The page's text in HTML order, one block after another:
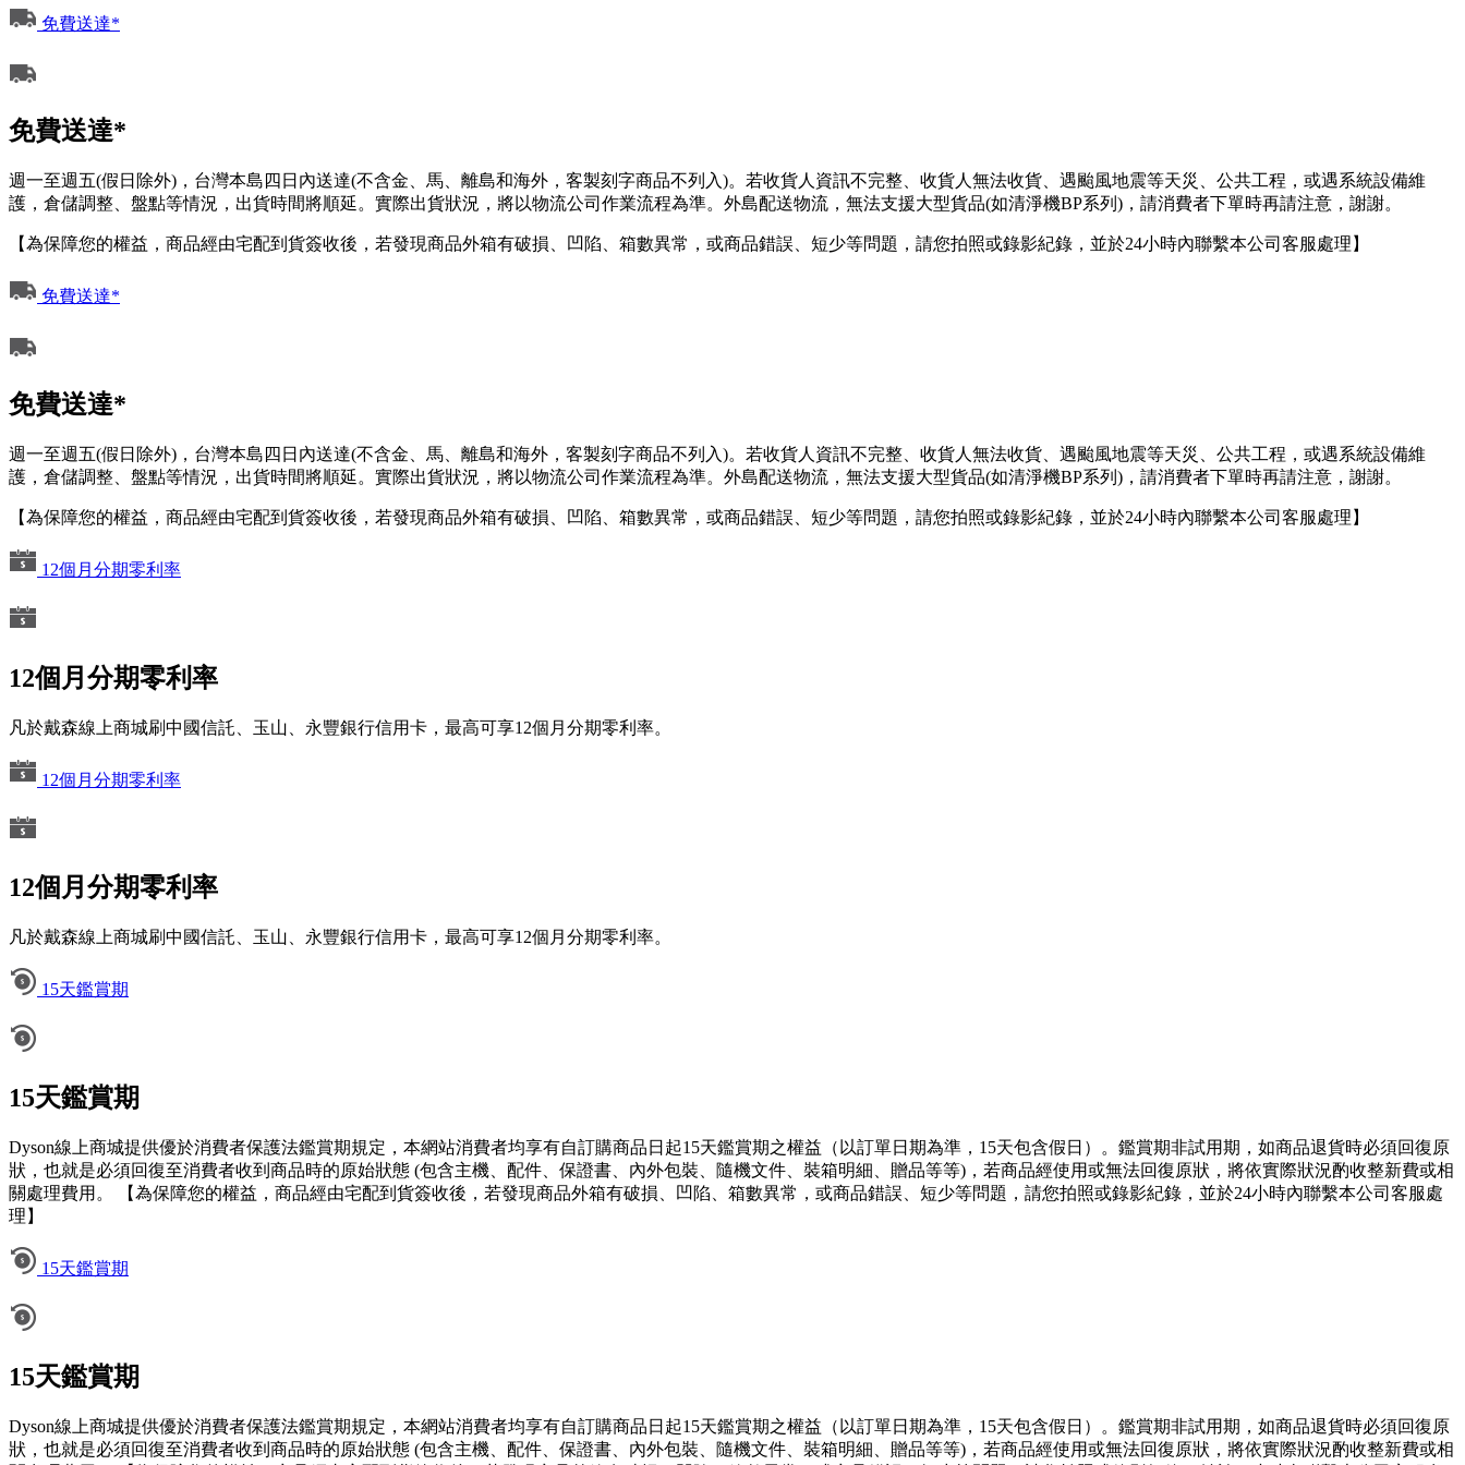
免費送達*
免費送達*
週一至週五(假日除外)，台灣本島四日內送達(不含金、馬、離島和海外，客製刻字商品不列入)。若收貨人資訊不完整、收貨人無法收貨、遇颱風地震等天災、公共工程，或遇系統設備維
護，倉儲調整、盤點等情況，出貨時間將順延。實際出貨狀況，將以物流公司作業流程為準。外島配送物流，無法支援大型貨品(如清淨機BP系列)，請消費者下單時再請注意，謝謝。
【為保障您的權益，商品經由宅配到貨簽收後，若發現商品外箱有破損、凹陷、箱數異常，或商品錯誤、短少等問題，請您拍照或錄影紀錄，並於24小時內聯繫本公司客服處理】
免費送達*
免費送達*
週一至週五(假日除外)，台灣本島四日內送達(不含金、馬、離島和海外，客製刻字商品不列入)。若收貨人資訊不完整、收貨人無法收貨、遇颱風地震等天災、公共工程，或遇系統設備維
護，倉儲調整、盤點等情況，出貨時間將順延。實際出貨狀況，將以物流公司作業流程為準。外島配送物流，無法支援大型貨品(如清淨機BP系列)，請消費者下單時再請注意，謝謝。
【為保障您的權益，商品經由宅配到貨簽收後，若發現商品外箱有破損、凹陷、箱數異常，或商品錯誤、短少等問題，請您拍照或錄影紀錄，並於24小時內聯繫本公司客服處理】
12個月分期零利率
12個月分期零利率
凡於戴森線上商城刷中國信託、玉山、永豐銀行信用卡，最高可享12個月分期零利率。
12個月分期零利率
12個月分期零利率
凡於戴森線上商城刷中國信託、玉山、永豐銀行信用卡，最高可享12個月分期零利率。
15天鑑賞期
15天鑑賞期
Dyson線上商城提供優於消費者保護法鑑賞期規定，本網站消費者均享有自訂購商品日起15天鑑賞期之權益（以訂單日期為準，15天包含假日）。鑑賞期非試用期，如商品退貨時必須回復原
狀，也就是必須回復至消費者收到商品時的原始狀態 (包含主機、配件、保證書、內外包裝、隨機文件、裝箱明細、贈品等等)，若商品經使用或無法回復原狀，將依實際狀況酌收整新費或相
關處理費用。 【為保障您的權益，商品經由宅配到貨簽收後，若發現商品外箱有破損、凹陷、箱數異常，或商品錯誤、短少等問題，請您拍照或錄影紀錄，並於24小時內聯繫本公司客服處
理】
15天鑑賞期
15天鑑賞期
Dyson線上商城提供優於消費者保護法鑑賞期規定，本網站消費者均享有自訂購商品日起15天鑑賞期之權益（以訂單日期為準，15天包含假日）。鑑賞期非試用期，如商品退貨時必須回復原
狀，也就是必須回復至消費者收到商品時的原始狀態 (包含主機、配件、保證書、內外包裝、隨機文件、裝箱明細、贈品等等)，若商品經使用或無法回復原狀，將依實際狀況酌收整新費或相